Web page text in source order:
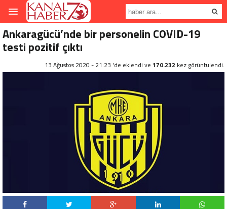
Ankaragücü’nde bir personelin COVID-19
testi pozitif çıktı
13 Ağustos 2020 - 21:23 'de eklendi ve 170.232 kez görüntülendi.